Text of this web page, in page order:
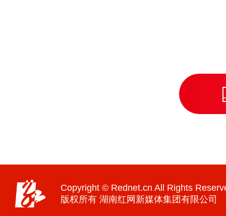
Copyright © Rednet.cn All Rights
版权所有 湖南红网新媒体集团有限公司